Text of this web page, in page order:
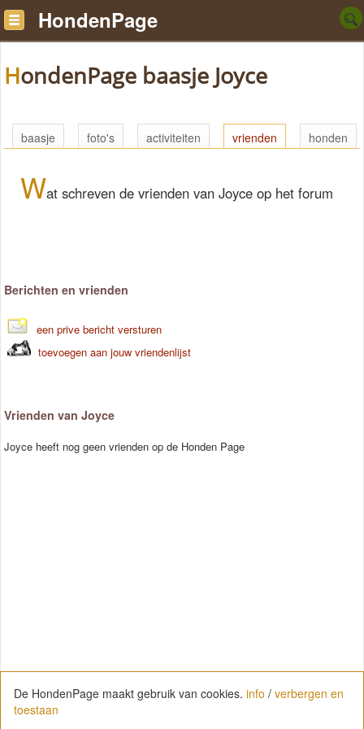
HondenPage
HondenPage baasje Joyce
baasje foto's activiteiten vrienden honden
Wat schreven de vrienden van Joyce op het forum
Berichten en vrienden
een prive bericht versturen
toevoegen aan jouw vriendenlijst
Vrienden van Joyce
Joyce heeft nog geen vrienden op de Honden Page
De HondenPage maakt gebruik van cookies. info / verbergen en
toestaan